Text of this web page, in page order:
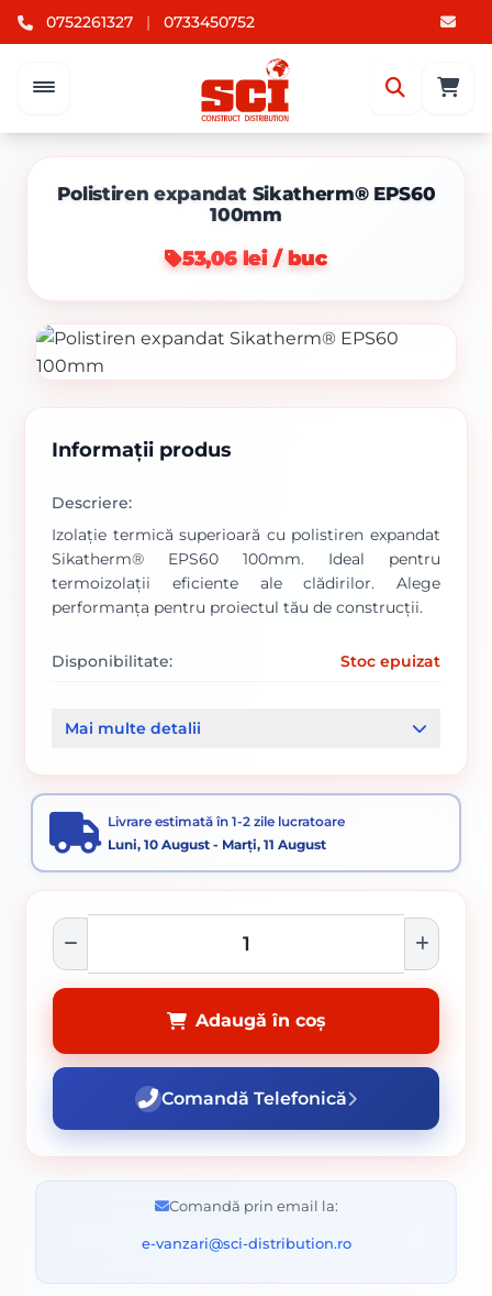
0752261327 | 0733450752
Polistiren expandat Sikatherm® EPS60
100mm
53,06 lei / buc
Informații produs
Descriere:
Izolație termică superioară cu polistiren expandat
Sikatherm® EPS60 100mm. Ideal pentru
termoizolații eficiente ale clădirilor. Alege
performanța pentru proiectul tău de construcții.
Disponibilitate: Stoc epuizat
Polistiren Expandat 20-200mm
Termosistem
Mai multe detalii
Livrare estimată în 1-2 zile lucratoare
Luni, 10 August - Marți, 11 August
Adaugă în coș
Comandă Telefonică
Comandă prin email la:
e-vanzari@sci-distribution.ro